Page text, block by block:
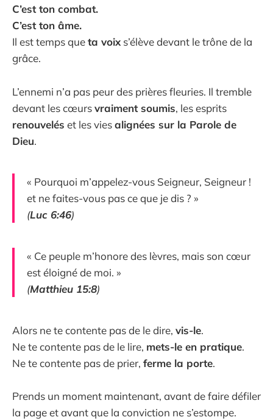
C’est ton combat.
C’est ton âme.
Il est temps queta voixs’élève devant le trône de la
grâce.
L’ennemi n’a pas peur des prières fleuries. Il tremble
devant les cœursvraiment soumis, les esprits
renouvelés et les viesalignées sur la Parole de
Dieu.
« Pourquoi m’appelez-vous Seigneur, Seigneur !
et ne faites-vous pas ce que je dis ? »
(Luc 6:46)
« Ce peuple m’honore des lèvres, mais son cœur
est éloigné de moi. »
(Matthieu 15:8)
Alors ne te contente pas de le dire, vis-le.
Ne te contente pas de le lire, mets-le en pratique.
Ne te contente pas de prier, ferme la porte.
Prends un moment maintenant, avant de faire défiler
la page et avant que la conviction ne s’estompe.